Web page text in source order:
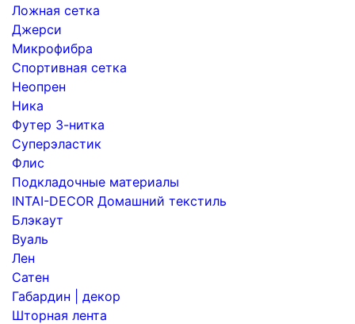
Ложная сетка
Джерси
Микрофибра
Спортивная сетка
Неопрен
Ника
Футер 3-нитка
Суперэластик
Флис
Подкладочные материалы
INTAI-DECOR Домашний текстиль
Блэкаут
Вуаль
Лен
Сатен
Габардин | декор
Шторная лента